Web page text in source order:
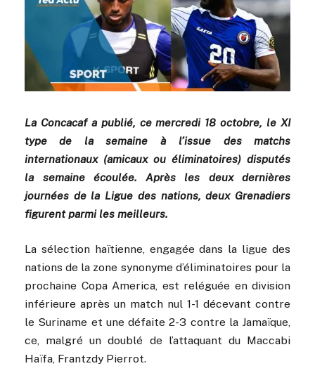
La Concacaf a publié, ce mercredi 18 octobre, le XI
type de la semaine à l’issue des matchs
internationaux (amicaux ou éliminatoires) disputés
la semaine écoulée. Après les deux dernières
journées de la Ligue des nations, deux Grenadiers
figurent parmi les meilleurs.
La sélection haïtienne, engagée dans la ligue des
nations de la zone synonyme d’éliminatoires pour la
prochaine Copa America, est reléguée en division
inférieure après un match nul 1-1 décevant contre
le Suriname et une défaite 2-3 contre la Jamaïque,
ce, malgré un doublé de l’attaquant du Maccabi
Haïfa, Frantzdy Pierrot.